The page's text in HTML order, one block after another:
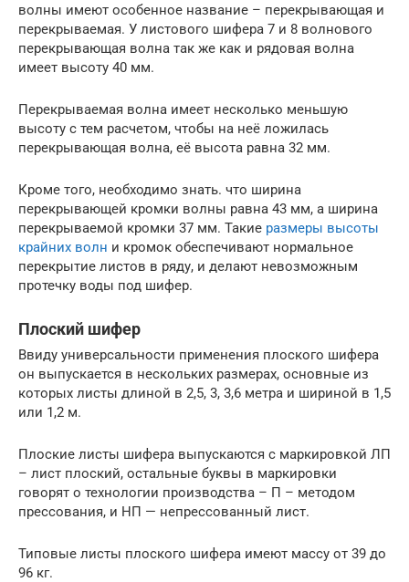
волны имеют особенное название – перекрывающая и
перекрываемая. У листового шифера 7 и 8 волнового
перекрывающая волна так же как и рядовая волна
имеет высоту 40 мм.
Перекрываемая волна имеет несколько меньшую
высоту с тем расчетом, чтобы на неё ложилась
перекрывающая волна, её высота равна 32 мм.
Кроме того, необходимо знать. что ширина
перекрывающей кромки волны равна 43 мм, а ширина
перекрываемой кромки 37 мм. Такие размеры высоты
крайних волн и кромок обеспечивают нормальное
перекрытие листов в ряду, и делают невозможным
протечку воды под шифер.
Плоский шифер
Ввиду универсальности применения плоского шифера
он выпускается в нескольких размерах, основные из
которых листы длиной в 2,5, 3, 3,6 метра и шириной в 1,5
или 1,2 м.
Плоские листы шифера выпускаются с маркировкой ЛП
– лист плоский, остальные буквы в маркировки
говорят о технологии производства – П – методом
прессования, и НП — непрессованный лист.
Типовые листы плоского шифера имеют массу от 39 до
96 кг.